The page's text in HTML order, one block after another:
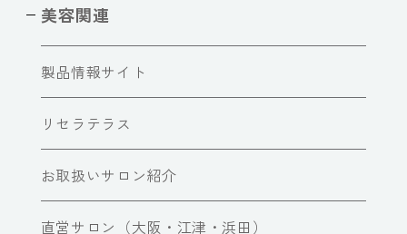
美容関連
製品情報サイト
リセラテラス
お取扱いサロン紹介
直営サロン（大阪・江津・浜田）